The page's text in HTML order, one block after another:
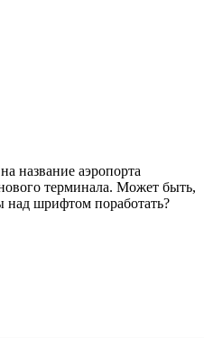
название аэропорта
терминала. Может быть,
над шрифтом поработать?